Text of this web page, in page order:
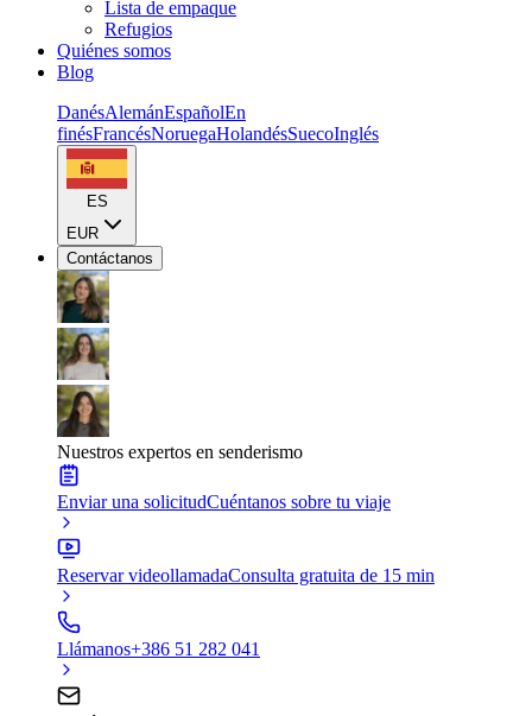
Lista de empaque
Refugios
Quiénes somos
Blog
DanésAlemánEspañolEn
finésFrancésNoruegaHolandésSuecoInglés
ES
EUR
Contáctanos
Nuestros expertos en senderismo
Enviar una solicitudCuéntanos sobre tu viaje
Reservar videollamadaConsulta gratuita de 15 min
Llámanos+386 51 282 041